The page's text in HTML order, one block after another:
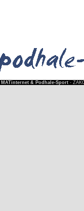
MATinternet & Podhale-Sport-